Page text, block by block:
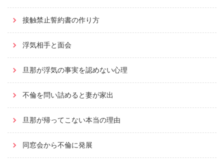
接触禁止誓約書の作り方
浮気相手と面会
旦那が浮気の事実を認めない心理
不倫を問い詰めると妻が家出
旦那が帰ってこない本当の理由
同窓会から不倫に発展